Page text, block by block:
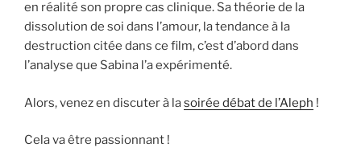
en réalité son propre cas clinique. Sa théorie de la
dissolution de soi dans l’amour, la tendance à la
destruction citée dans ce film, c’est d’abord dans
l’analyse que Sabina l’a expérimenté.
Alors, venez en discuter à lasoirée débat de l’Aleph !
Cela va être passionnant !